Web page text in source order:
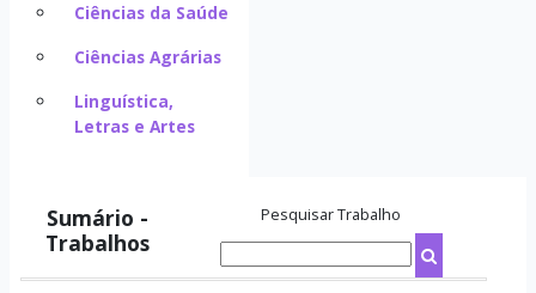
Ciências da Saúde
Ciências Agrárias
Linguística,
Letras e Artes
Sumário -
Trabalhos
Pesquisar Trabalho